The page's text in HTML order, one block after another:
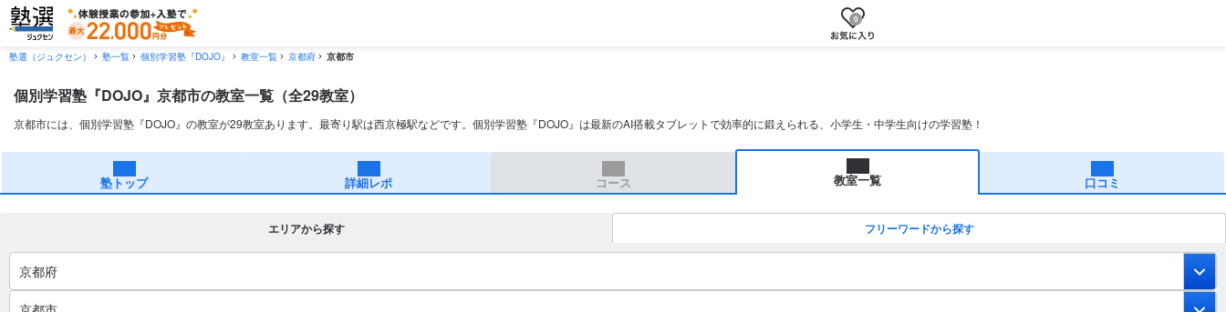
0
塾選（ジュクセン） 塾一覧 個別学習塾『DOJO』 教室一覧 京都府 京都市
個別学習塾『DOJO』京都市の教室一覧（全29教室）
京都市には、個別学習塾『DOJO』の教室が29教室あります。最寄り駅は西京極駅などです。個別学習塾『DOJO』は最新のAI搭載タブレットで効率的に鍛えられる、小学生・中学生向けの学習塾！
塾トップ 詳細レポ コース 教室一覧 口コミ
エリアから探す フリーワードから探す
京都府